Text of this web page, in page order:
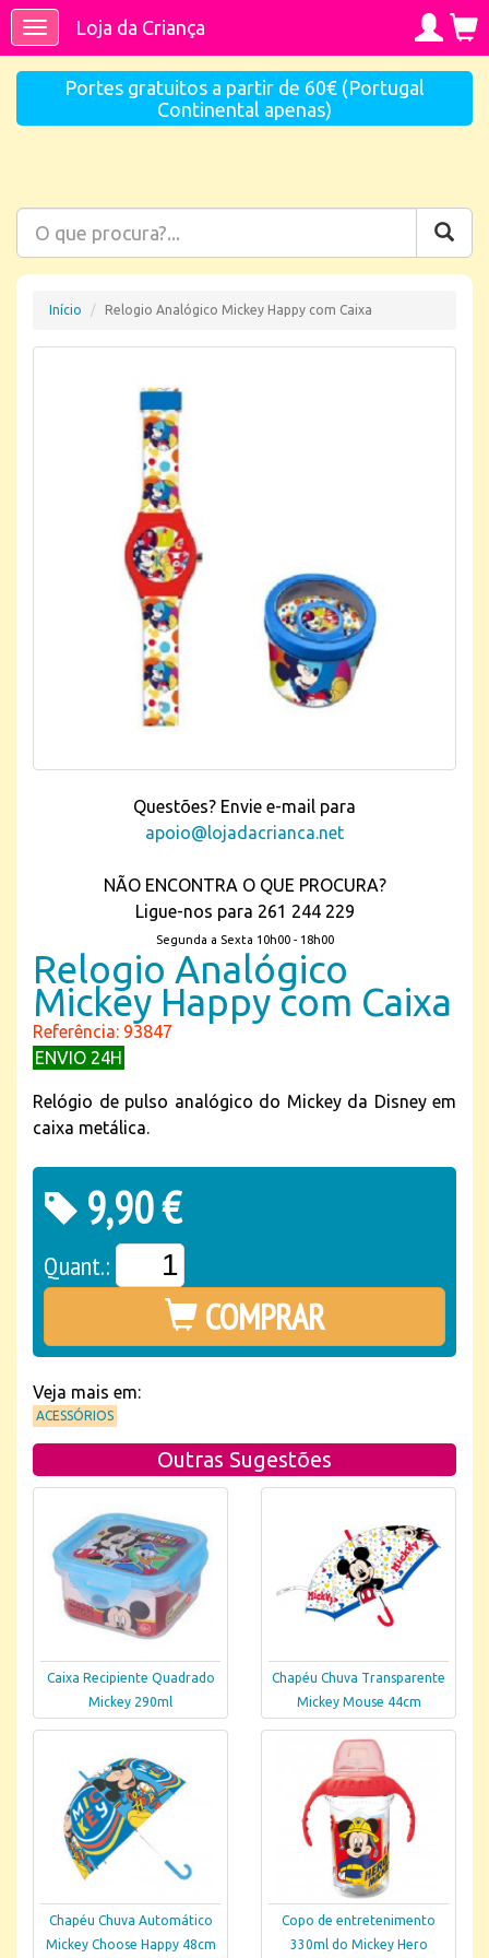
ToggleLoja da Criança
Portes gratuitos a partir de 60€ (Portugal
Continental apenas)
Início Relogio Analógico Mickey Happy com Caixa
Questões? Envie e-mail para
apoio@lojadacrianca.net
NÃO ENCONTRA O QUE PROCURA?
Ligue-nos para 261 244 229
Segunda a Sexta 10h00 - 18h00
Relogio Analógico
Mickey Happy com Caixa
Referência: 93847
ENVIO 24H
Relógio de pulso analógico do Mickey da Disney em
caixa metálica.
9,90 €
Quant.:
COMPRAR
Veja mais em:
ACESSÓRIOS
Outras Sugestões
Caixa Recipiente Quadrado
Mickey 290ml
Chapéu Chuva Transparente
Mickey Mouse 44cm
Chapéu Chuva Automático
Mickey Choose Happy 48cm
Copo de entretenimento
330ml do Mickey Hero